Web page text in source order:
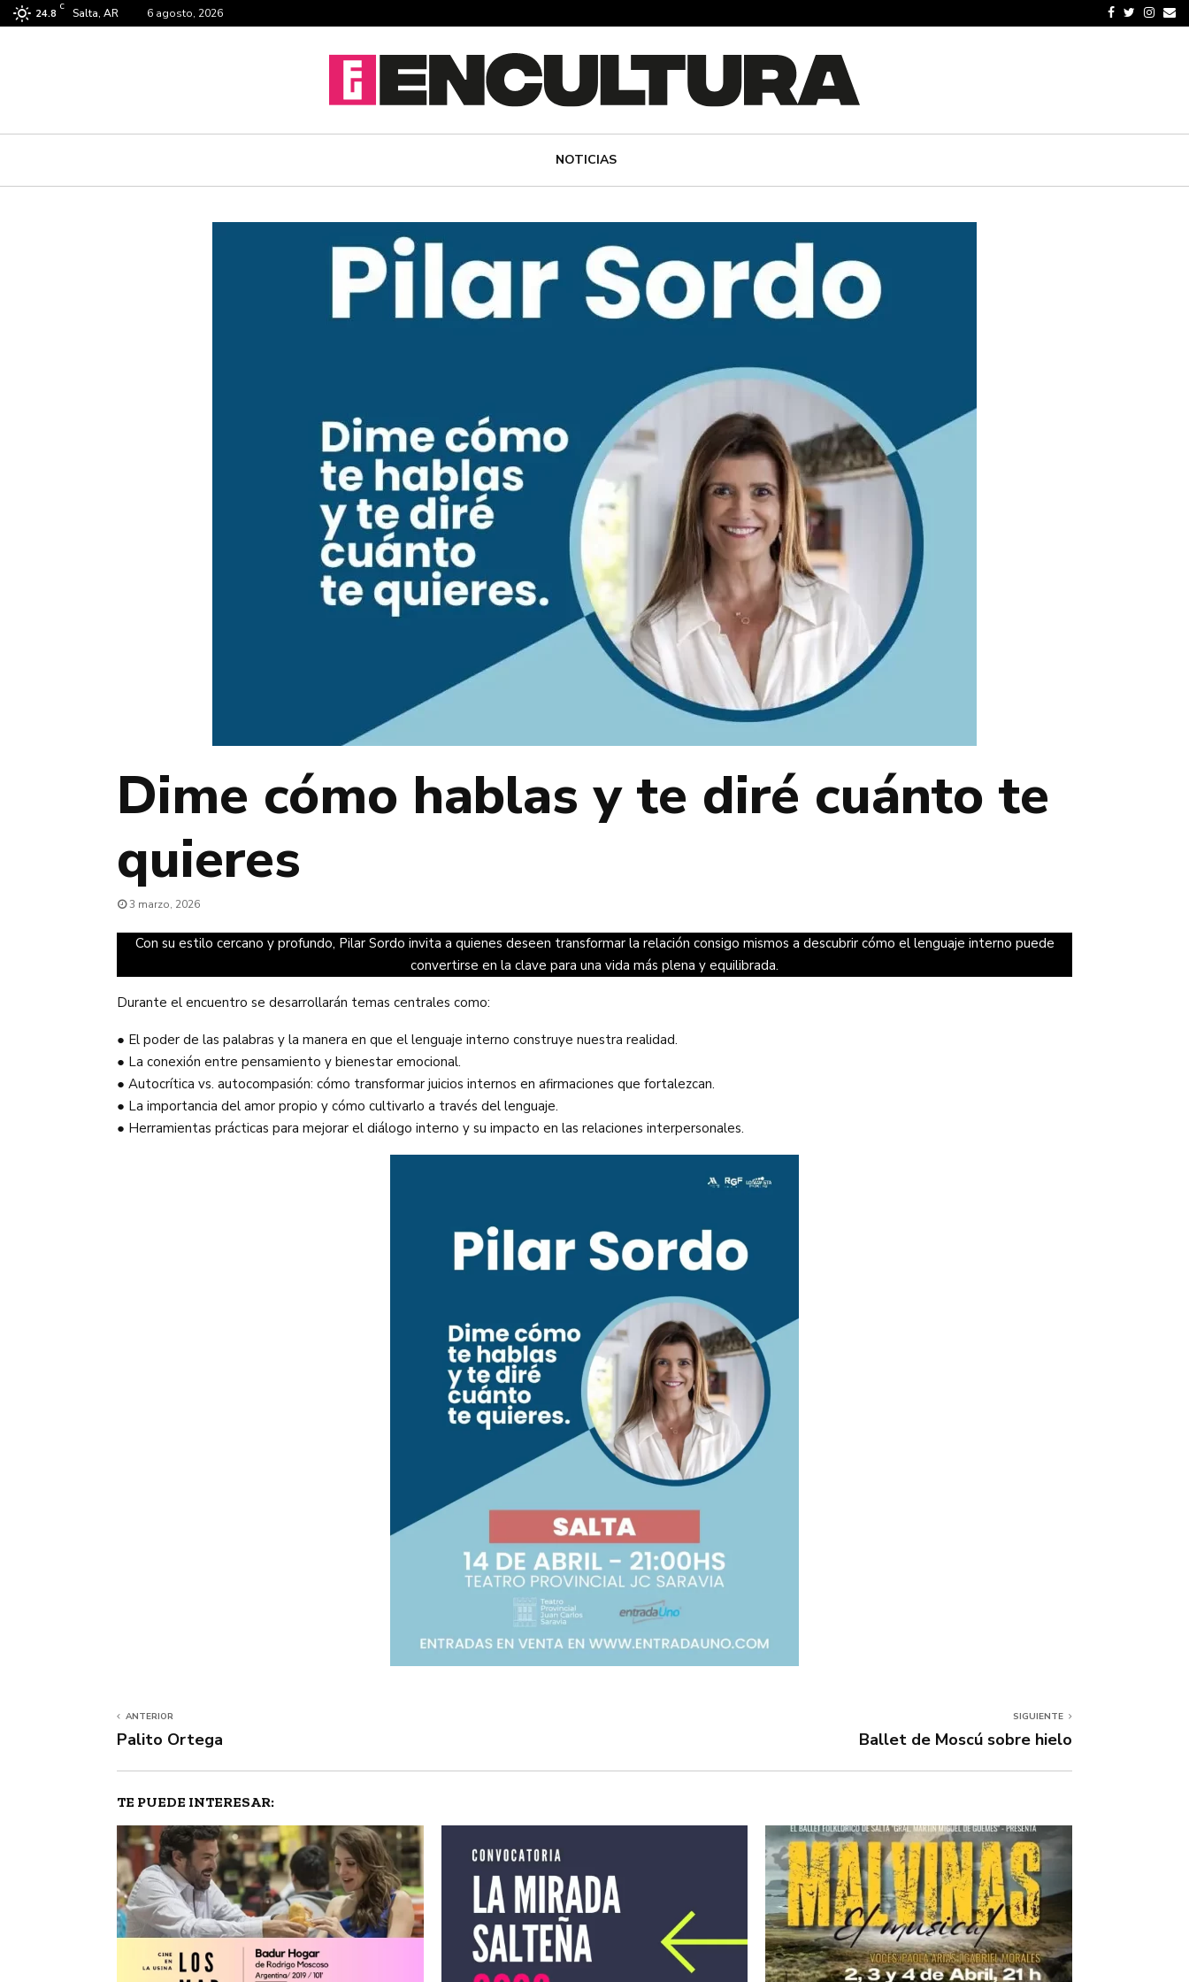
24.8
C Salta, AR 6 agosto, 2026
NOTICIAS
Dime cómo hablas y te diré cuánto te
quieres
3 marzo, 2026
Con su estilo cercano y profundo, Pilar Sordo invita a quienes deseen transformar la relación consigo mismos a descubrir cómo el lenguaje interno puede
convertirse en la clave para una vida más plena y equilibrada.
Durante el encuentro se desarrollarán temas centrales como:
● El poder de las palabras y la manera en que el lenguaje interno construye nuestra realidad.
● La conexión entre pensamiento y bienestar emocional.
● Autocrítica vs. autocompasión: cómo transformar juicios internos en afirmaciones que fortalezcan.
● La importancia del amor propio y cómo cultivarlo a través del lenguaje.
● Herramientas prácticas para mejorar el diálogo interno y su impacto en las relaciones interpersonales.
ANTERIOR
Palito Ortega
SIGUIENTE
Ballet de Moscú sobre hielo
TE PUEDE INTERESAR: